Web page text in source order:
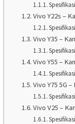
Vivo Y22s –
Vivo Y35 –
Vivo Y55 –
Vivo Y75 5G
Vivo V25 –